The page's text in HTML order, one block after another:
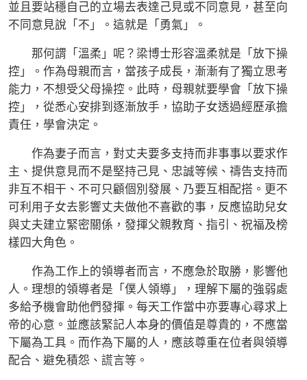
並且要站穩自己的立場去表達己見或不同意見，甚至向
不同意見說「不」。這就是「勇氣」。
那何謂「溫柔」呢？梁博士形容溫柔就是「放下操
控」。作為母親而言，當孩子成長，漸漸有了獨立思考
能力，不想受父母操控。此時，母親就要學會「放下操
控」，從悉心安排到逐漸放手，協助子女透過經歷承擔
責任，學會決定。
作為妻子而言，對丈夫要多支持而非事事以要求作
主、提供意見而不是堅持己見、忠誠等候、禱告支持而
非互不相干、不可只顧個別發展、乃要互相配搭。更不
可利用子女去影響丈夫做他不喜歡的事，反應協助兒女
與丈夫建立緊密關係，發揮父親教育、指引、祝福及榜
樣四大角色。
作為工作上的領導者而言，不應急於取勝，影響他
人。理想的領導者是「僕人領導」，理解下屬的強弱處
多給予機會助他們發揮。每天工作當中亦要專心尋求上
帝的心意。並應該緊記人本身的價值是尊貴的，不應當
下屬為工具。而作為下屬的人，應該尊重在位者與領導
配合、避免積怨、謊言等。